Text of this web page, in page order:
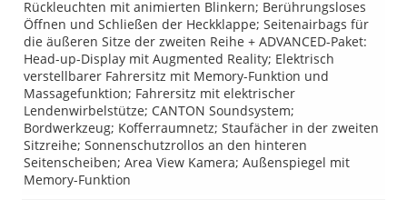
Rückleuchten mit animierten Blinkern; Berührungsloses
Öffnen und Schließen der Heckklappe; Seitenairbags für
die äußeren Sitze der zweiten Reihe + ADVANCED-Paket:
Head-up-Display mit Augmented Reality; Elektrisch
verstellbarer Fahrersitz mit Memory-Funktion und
Massagefunktion; Fahrersitz mit elektrischer
Lendenwirbelstütze; CANTON Soundsystem;
Bordwerkzeug; Kofferraumnetz; Staufächer in der zweiten
Sitzreihe; Sonnenschutzrollos an den hinteren
Seitenscheiben; Area View Kamera; Außenspiegel mit
Memory-Funktion